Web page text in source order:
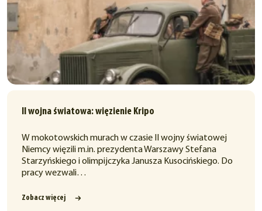
II wojna światowa: więzienie Kripo
W mokotowskich murach w czasie II wojny światowej
Niemcy więzili m.in. prezydenta Warszawy Stefana
Starzyńskiego i olimpijczyka Janusza Kusocińskiego. Do
pracy wezwali…
Zobacz więcej